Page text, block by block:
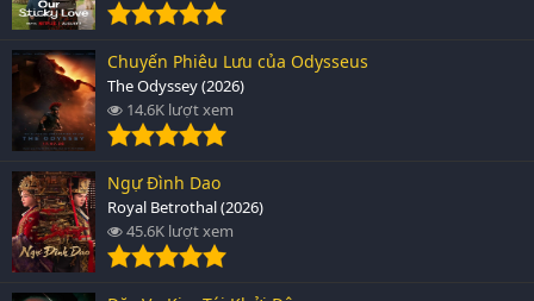
Chuyến Phiêu Lưu của Odysseus
The Odyssey (2026)
14.6K lượt xem
Ngự Đình Dao
Royal Betrothal (2026)
45.6K lượt xem